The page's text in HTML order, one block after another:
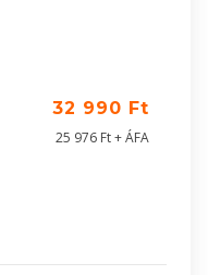
32 990 Ft
25 976 Ft + ÁFA